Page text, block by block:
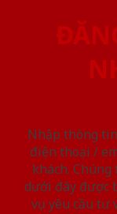
Nhập thông
điện thoại /
khách.
dưới đây được
vụ yêu cầu tư